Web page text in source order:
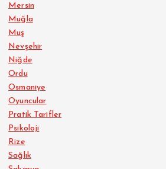
Mersin
Muğla
Muş
Nevşehir
Niğde
Ordu
Osmaniye
Oyuncular
Pratik Tarifler
Psikoloji
Rize
Sağlık